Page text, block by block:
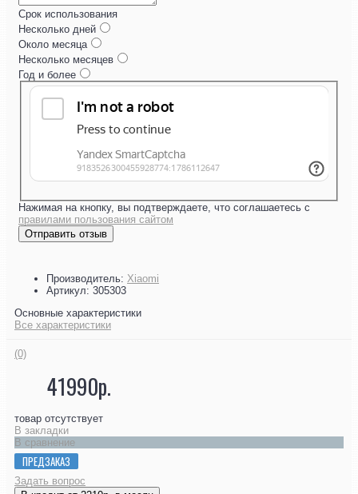
Срок использования
Несколько дней
Около месяца
Несколько месяцев
Год и более
Нажимая на кнопку, вы подтверждаете, что соглашаетесь с
правилами пользования сайтом
Отправить отзыв
Производитель: Xiaomi
Артикул: 305303
Основные характеристики
Все характеристики
(0)
41990р.
товар отсутствует
В закладки
В сравнение
ПРЕДЗАКАЗ
Задать вопрос